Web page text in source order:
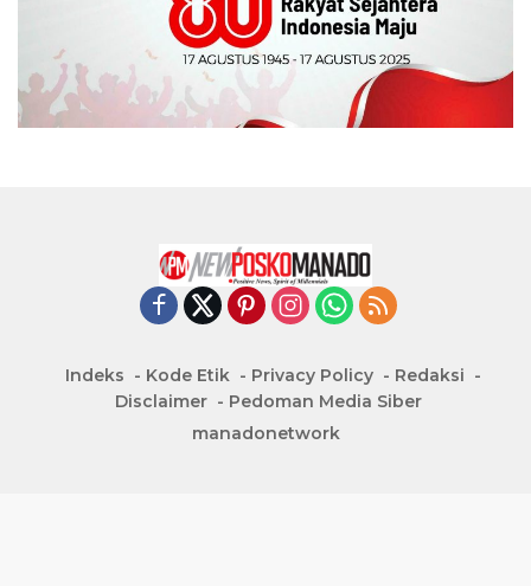
Indeks Kode Etik Privacy Policy
Redaksi
Disclaimer
Pedoman Media Siber
manadonetwork